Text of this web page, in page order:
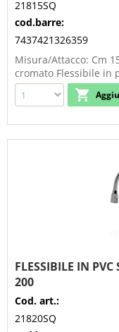
21815SQ
cod.barre:
7437421326359
Misura/Attacco: Cm
cromato Flessibile in
FLESSIBILE IN
200
Cod. art.:
21820SQ